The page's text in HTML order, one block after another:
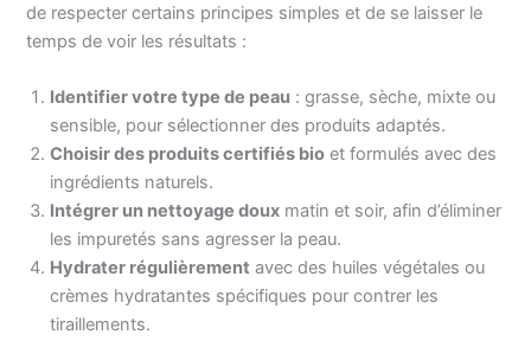
de respecter certains principes simples et de se laisser le
temps de voir les résultats :
Identifier votre type de peau : grasse, sèche, mixte ou
sensible, pour sélectionner des produits adaptés.
Choisir des produits certifiés bio et formulés avec des
ingrédients naturels.
Intégrer un nettoyage doux matin et soir, afin d’éliminer
les impuretés sans agresser la peau.
Hydrater régulièrement avec des huiles végétales ou
crèmes hydratantes spécifiques pour contrer les
tiraillements.